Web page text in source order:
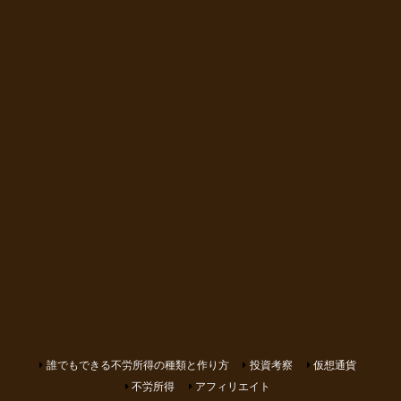
誰でもできる不労所得の種類と作り方 投資考察
仮想通貨
不労所得
アフィリエイト